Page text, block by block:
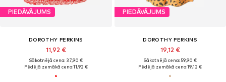
PIEDĀVĀJUMS
DOROTHY PERKINS
11,92 €
Sākotnējā cena: 37,90 €
Pēdējā zemākā cena:11,92 €
PIEDĀVĀJUMS
DOROTHY PERKINS
19,12 €
Sākotnējā cena: 59,90 €
Pēdējā zemākā cena:19,12 €